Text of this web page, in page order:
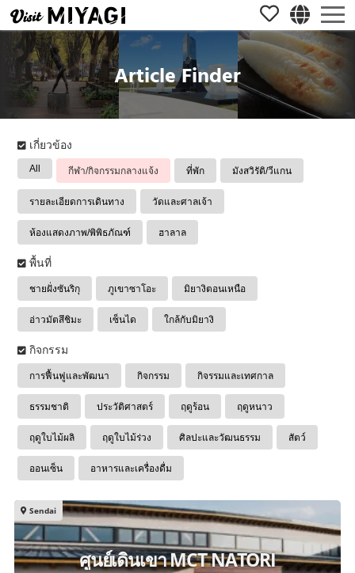
Article Finder
เกี่ยวข้อง
All กีฬา/กิจกรรมกลางแจ้ง ที่พัก มังสวิรัติ/วีแกน
รายละเอียดการเดินทาง วัดและศาลเจ้า
ห้องแสดงภาพ/พิพิธภัณฑ์ ฮาลาล
พื้นที่
ชายฝั่งซันริกุ ภูเขาซาโอะ มิยางิตอนเหนือ
อ่าวมัตสึชิมะ เซ็นได ใกล้กับมิยางิ
กิจกรรม
การฟื้นฟูและพัฒนา กิจกรรม กิจรรมและเทศกาล
ธรรมชาติ ประวัติศาสตร์ ฤดูร้อน ฤดูหนาว
ฤดูใบไม้ผลิ ฤดูใบไม้ร่วง ศิลปะและวัฒนธรรม สัตว์
ออนเซ็น อาหารและเครื่องดื่ม
Sendai
ศูนย์เดินเขา MCT NATORI